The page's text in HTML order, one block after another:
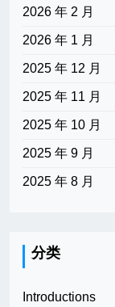
2026 年 2 月
2026 年 1 月
2025 年 12 月
2025 年 11 月
2025 年 10 月
2025 年 9 月
2025 年 8 月
分类
Introductions